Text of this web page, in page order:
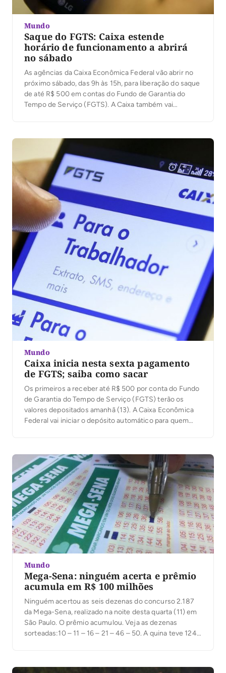
Mundo
Saque do FGTS: Caixa estende
horário de funcionamento a abrirá
no sábado
As agências da Caixa Econômica Federal vão abrir no
próximo sábado, das 9h às 15h, para liberação do saque
de até R$ 500 em contas do Fundo de Garantia do
Tempo de Serviço (FGTS). A Caixa também vai
(16) e […]
Mundo
Caixa inicia nesta sexta pagamento
de FGTS; saiba como sacar
Os primeiros a receber até R$ 500 por conta do Fundo
de Garantia do Tempo de Serviço (FGTS) terão os
valores depositados amanhã (13). A Caixa Econômica
Federal vai iniciar o depósito automático para quem
fevereiro, março e abril recebe […]
Mundo
Mega-Sena: ninguém acerta e prêmio
acumula em R$ 100 milhões
Ninguém acertou as seis dezenas do concurso 2.187
da Mega-Sena, realizado na noite desta quarta (11) em
São Paulo. O prêmio acumulou. Veja as dezenas
sorteadas:10 – 11 – 16 – 21 – 46 – 50. A quina teve 124